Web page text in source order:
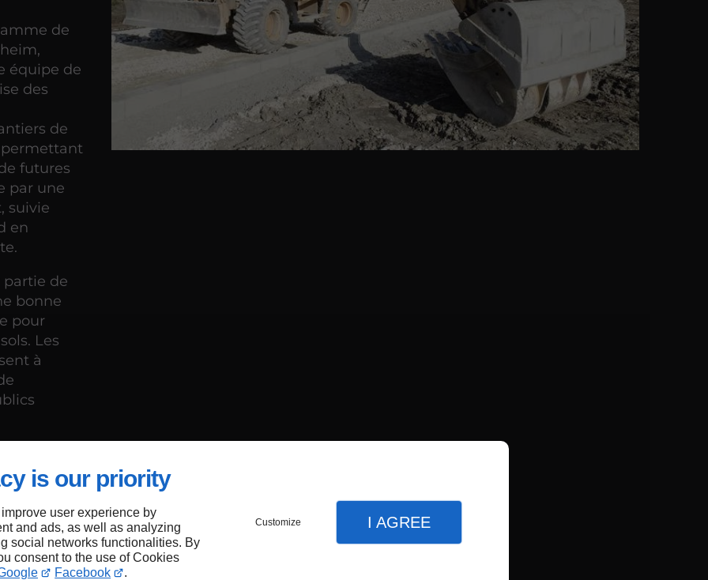
is our priority
user experience by
and ads, as well as analyzing
social networks functionalities. By
consent to the use of Cookies
Facebook .
Customize I AGREE
de
équipe de
des
de
permettant
futures
par une
suivie
en
partie de
bonne
pour
Les
à
: